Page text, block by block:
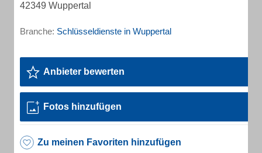
42349 Wuppertal
Branche: Schlüsseldienste in Wuppertal
Anbieter bewerten
Fotos hinzufügen
Zu meinen Favoriten hinzufügen